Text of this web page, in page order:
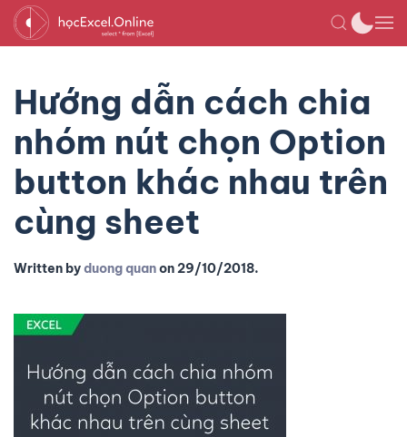
Hướng dẫn cách chia
nhóm nút chọn Option
button khác nhau trên
cùng sheet
Written byduong quanon29/10/2018.